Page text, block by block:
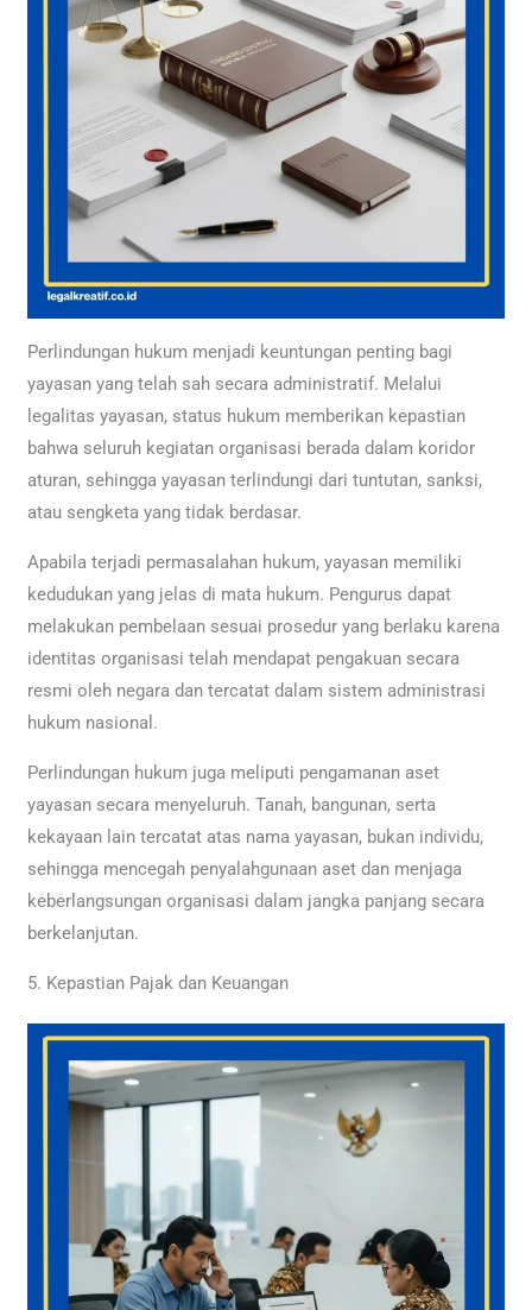
Perlindungan hukum menjadi keuntungan penting bagi
yayasan yang telah sah secara administratif. Melalui
legalitas yayasan, status hukum memberikan kepastian
bahwa seluruh kegiatan organisasi berada dalam koridor
aturan, sehingga yayasan terlindungi dari tuntutan, sanksi,
atau sengketa yang tidak berdasar.
Apabila terjadi permasalahan hukum, yayasan memiliki
kedudukan yang jelas di mata hukum. Pengurus dapat
melakukan pembelaan sesuai prosedur yang berlaku karena
identitas organisasi telah mendapat pengakuan secara
resmi oleh negara dan tercatat dalam sistem administrasi
hukum nasional.
Perlindungan hukum juga meliputi pengamanan aset
yayasan secara menyeluruh. Tanah, bangunan, serta
kekayaan lain tercatat atas nama yayasan, bukan individu,
sehingga mencegah penyalahgunaan aset dan menjaga
keberlangsungan organisasi dalam jangka panjang secara
berkelanjutan.
5. Kepastian Pajak dan Keuangan